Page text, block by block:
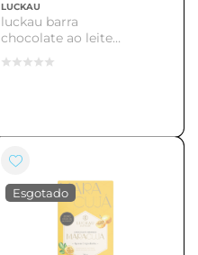
LUCKAU
luckau barra
chocolate ao leite